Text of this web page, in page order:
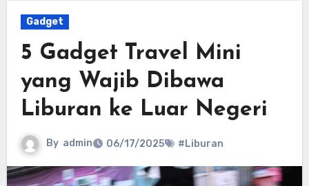
Gadget
5 Gadget Travel Mini
yang Wajib Dibawa
Liburan ke Luar Negeri
By admin 06/17/2025 #Liburan